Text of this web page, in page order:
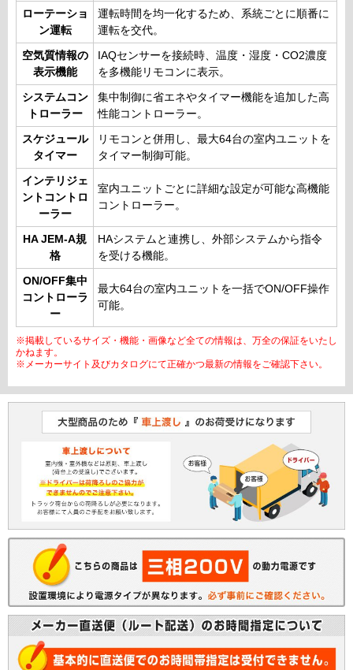
ローテーショ
ン運転
運転時間を均一化するため、系統ごとに順番に
運転を交代。
空気質情報の
表示機能
IAQセンサーを接続時、温度・湿度・CO2濃度
を多機能リモコンに表示。
システムコン
トローラー
集中制御に省エネやタイマー機能を追加した高
性能コントローラー。
スケジュール
タイマー
リモコンと併用し、最大64台の室内ユニットを
タイマー制御可能。
インテリジェ
ントコントロ
ーラー
室内ユニットごとに詳細な設定が可能な高機能
コントローラー。
HA JEM-A規
格
HAシステムと連携し、外部システムから指令
を受ける機能。
ON/OFF集中
コントローラ
ー
最大64台の室内ユニットを一括でON/OFF操作
可能。
※掲載しているサイズ・機能・画像など全ての情報は、万全の保証をいたし
かねます。
※メーカーサイト及びカタログにて正確かつ最新の情報をご確認下さい。